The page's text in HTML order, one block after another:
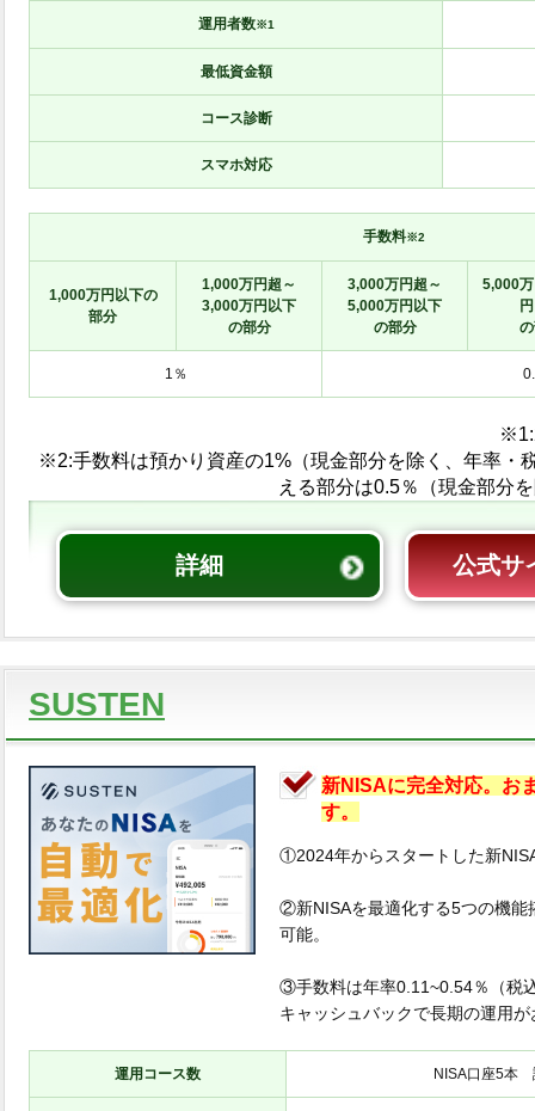
運用者数※1
最低資金額
コース診断
スマホ対応
手数料※2
1,000万円以下の
部分
1,000万円超～
3,000万円以下
の部分
3,000万円超～
5,000万円以下
の部分
5,000
1％
※1:
※2:
詳細 公式サ
SUSTEN
新NISAに完全対応。お
す。
①2024年からスタートした新
②新NISAを最適化する5つの機能
可能。
③手数料は年率0.11~0.54％（税
キャッシュバックで長期の運用が
運用コース数 NISA口座5本